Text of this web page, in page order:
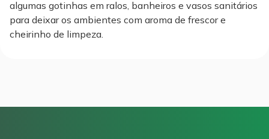
algumas gotinhas em ralos, banheiros e vasos sanitários
para deixar os ambientes com aroma de frescor e
cheirinho de limpeza.